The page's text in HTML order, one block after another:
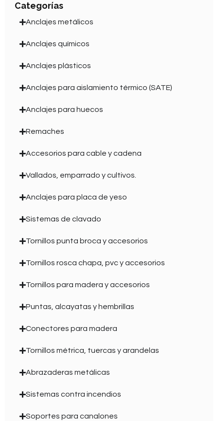
Categorías
Anclajes metálicos
Anclajes químicos
Anclajes plásticos
Anclajes para aislamiento térmico (SATE)
Anclajes para huecos
Remaches
Accesorios para cable y cadena
Vallados, emparrado y cultivos.
Anclajes para placa de yeso
Sistemas de clavado
Tornillos punta broca y accesorios
Tornillos rosca chapa, pvc y accesorios
Tornillos para madera y accesorios
Puntas, alcayatas y hembrillas
Conectores para madera
Tornillos métrica, tuercas y arandelas
Abrazaderas metálicas
Sistemas contra incendios
Soportes para canalones